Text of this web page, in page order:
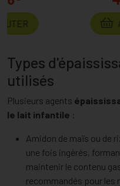
AJOUTER
Types
utilisés
Plusieurs agents
le lait infantile :
Amidon de maïs ou de
une fois ingérés,
maintenir le contenu
recommandés pour les